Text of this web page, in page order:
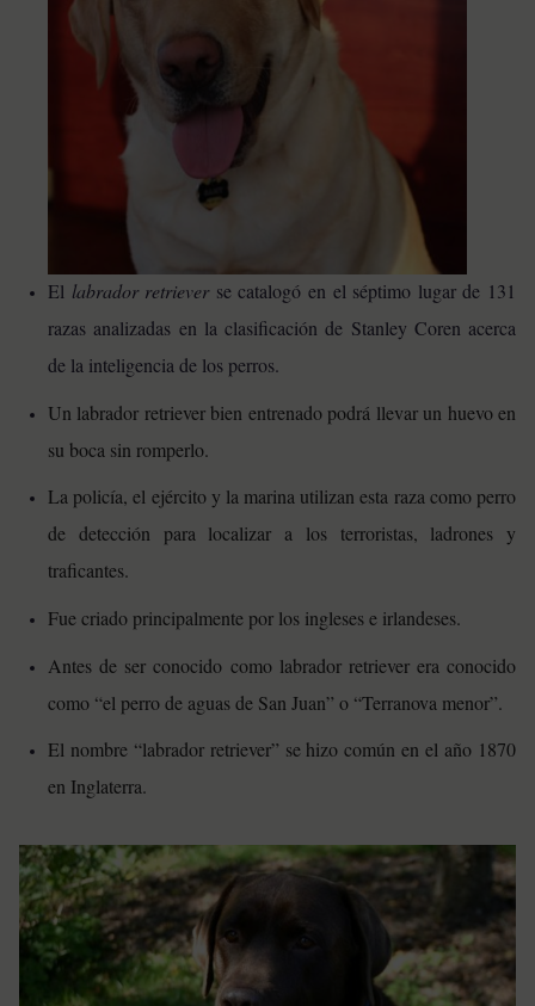
El labrador retrieverse catalogó en el séptimo lugar de 131
razas analizadas en la clasificación de Stanley Coren acerca
de la inteligencia de los perros.
Un labrador retriever bien entrenado podrá llevar un huevo en
su boca sin romperlo.
La policía, el ejército y la marina utilizan esta raza como perro
de detección para localizar a los terroristas, ladrones y
traficantes.
Fue criado principalmente por los ingleses e irlandeses.
Antes de ser conocido como labrador retriever era conocido
como “el perro de aguas de San Juan” o “Terranova menor”.
El nombre “labrador retriever” se hizo común en el año 1870
en Inglaterra.